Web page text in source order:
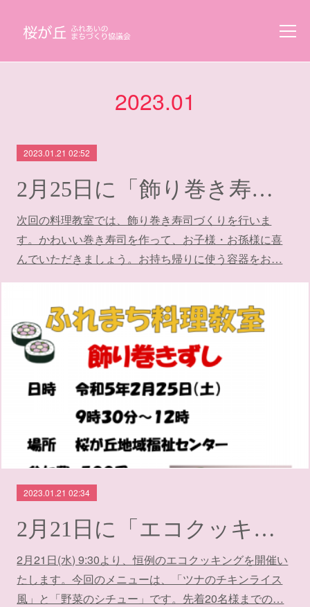
2023.01
2023.01.21 02:52
2月25日に「飾り巻き寿司料理教室」を開催します
次回の料理教室では、飾り巻き寿司づくりを行いま
す。かわいい巻き寿司を作って、お子様・お孫様に喜
んでいただきましょう。お持ち帰りに使う容器をお…
2023.01.21 02:34
2月21日に「エコクッキング」を開催します
2月21日(水) 9:30より、恒例のエコクッキングを開催い
たします。今回のメニューは、「ツナのチキンライス
風」と「野菜のシチュー」です。先着20名様までの…